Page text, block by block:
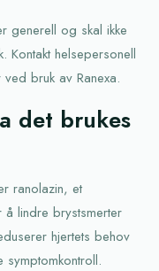
generell og skal ikke
Kontakt helsepersonell
bruk av Ranexa.
det brukes
ranolazin, et
å lindre brystsmerter
hjertets behov